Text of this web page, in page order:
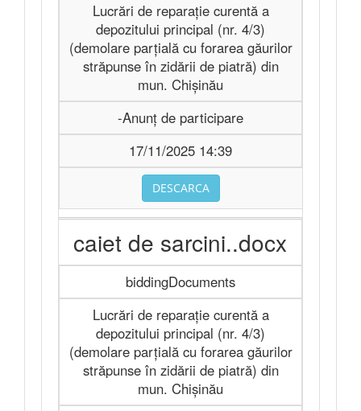
Lucrări de reparație curentă a
depozitului principal (nr. 4/3)
(demolare parțială cu forarea găurilor
străpunse în zidării de piatră) din
mun. Chișinău
-Anunț de participare
17/11/2025 14:39
DESCARCA
caiet de sarcini..docx
biddingDocuments
Lucrări de reparație curentă a
depozitului principal (nr. 4/3)
(demolare parțială cu forarea găurilor
străpunse în zidării de piatră) din
mun. Chișinău